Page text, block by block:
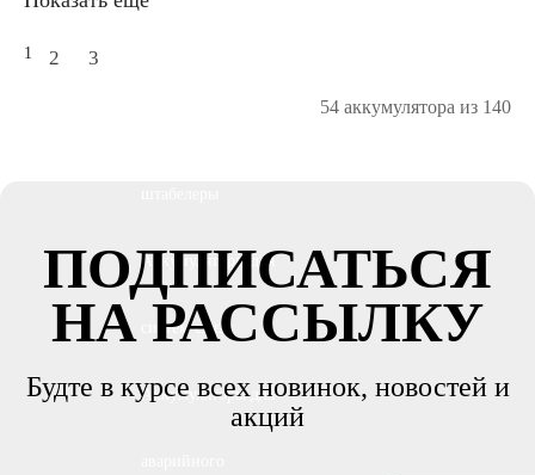
Аккумуляторы для
систем связи
Аккумуляторы для
1 2 3
54 аккумулятора из 140
ПОДПИСАТЬСЯ
НА РАССЫЛКУ
Будте в курсе всех новинок, новостей и
акций